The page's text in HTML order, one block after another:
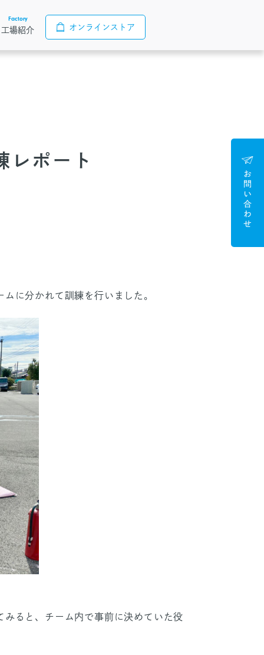
Factory
工場紹介 オンラインストア
レポート
に分かれて訓練を行いました。
ると、チーム内で事前に決めていた役